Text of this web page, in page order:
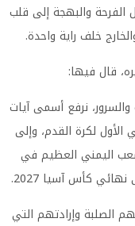
الفرحة والبهجة إلى قلب
خلف راية واحدة.
قال فيها:
والسرور، نرفع أسمى آيات
الأول لكرة القدم، وإلى
اليمني العظيم في
كأس آسيا 2027.
الصلبة وإرادتهم التي